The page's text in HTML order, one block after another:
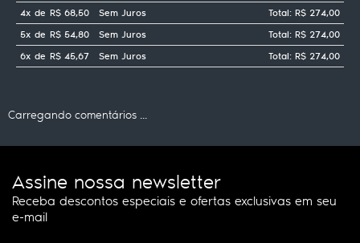
4x de R$ 68,50 Sem Juros
Total: R$ 274,00
5x de R$ 54,80 Sem Juros
Total: R$ 274,00
6x de R$ 45,67 Sem Juros Total: R$ 274,00
Carregando comentários ...
Assine nossa newsletter
Receba descontos especiais e ofertas exclusivas em seu
e-mail